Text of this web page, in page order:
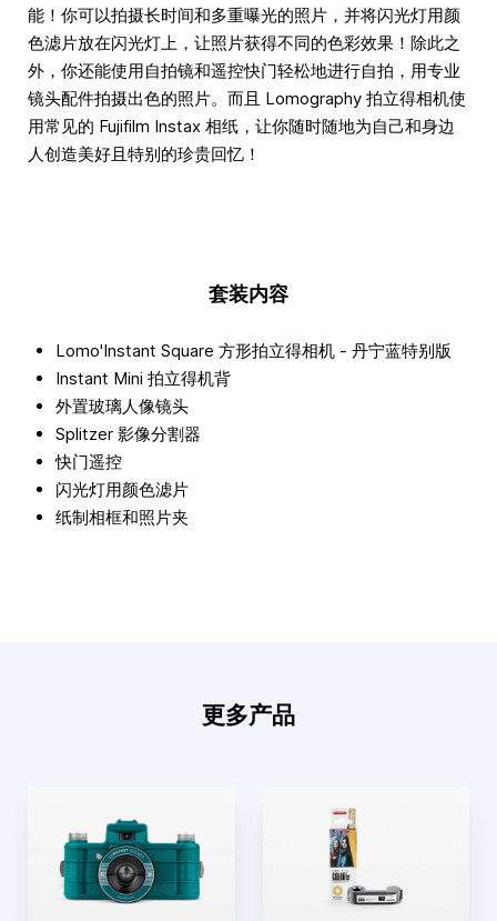
能！你可以拍摄长时间和多重曝光的照片，并将闪光灯用颜
色滤片放在闪光灯上，让照片获得不同的色彩效果！除此之
外，你还能使用自拍镜和遥控快门轻松地进行自拍，用专业
镜头配件拍摄出色的照片。而且 Lomography 拍立得相机使
用常见的 Fujifilm Instax 相纸，让你随时随地为自己和身边
人创造美好且特别的珍贵回忆！
套装内容
Lomo'Instant Square 方形拍立得相机 - 丹宁蓝特别版
Instant Mini 拍立得机背
外置玻璃人像镜头
Splitzer 影像分割器
快门遥控
闪光灯用颜色滤片
纸制相框和照片夹
更多产品